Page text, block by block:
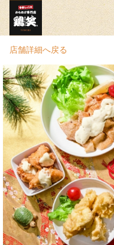
店舗詳細へ戻る